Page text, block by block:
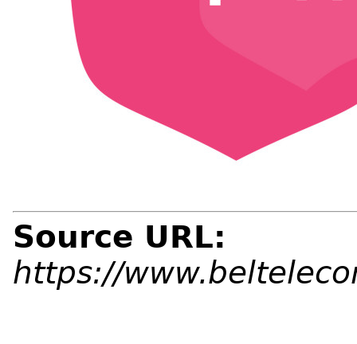
Source URL:
https://